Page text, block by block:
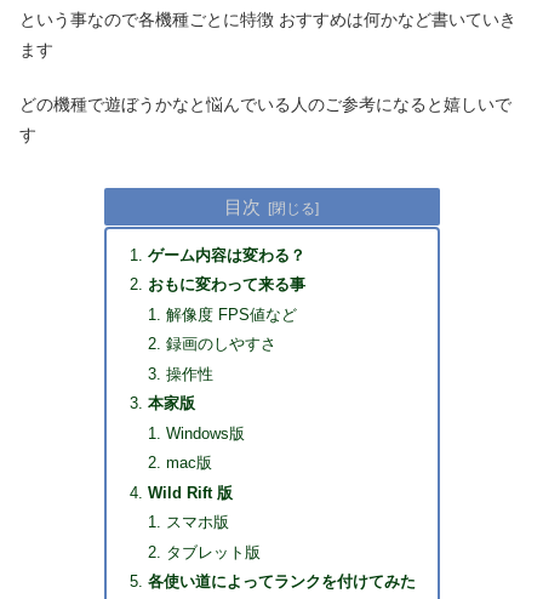
という事なので各機種ごとに特徴 おすすめは何かなど書いていき
ます
どの機種で遊ぼうかなと悩んでいる人のご参考になると嬉しいで
す
目次
ゲーム内容は変わる？
おもに変わって来る事
解像度 FPS値など
録画のしやすさ
操作性
本家版
Windows版
mac版
Wild Rift 版
スマホ版
タブレット版
各使い道によってランクを付けてみた